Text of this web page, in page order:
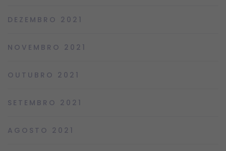
DEZEMBRO 2021
NOVEMBRO 2021
OUTUBRO 2021
SETEMBRO 2021
AGOSTO 2021